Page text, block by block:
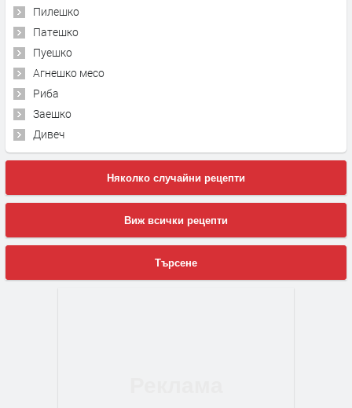
Пилешко
Патешко
Пуешко
Агнешко месо
Риба
Заешко
Дивеч
Няколко случайни рецепти
Виж всички рецепти
Търсене